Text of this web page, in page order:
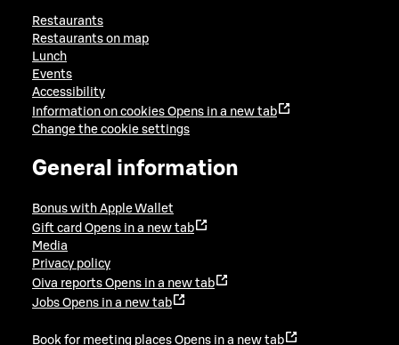
Restaurants
Restaurants on map
Lunch
Events
Accessibility
Information on cookies Opens in a new tab
Change the cookie settings
General information
Bonus with Apple Wallet
Gift card Opens in a new tab
Media
Privacy policy
Oiva reports Opens in a new tab
Jobs Opens in a new tab
Book for meeting places Opens in a new tab